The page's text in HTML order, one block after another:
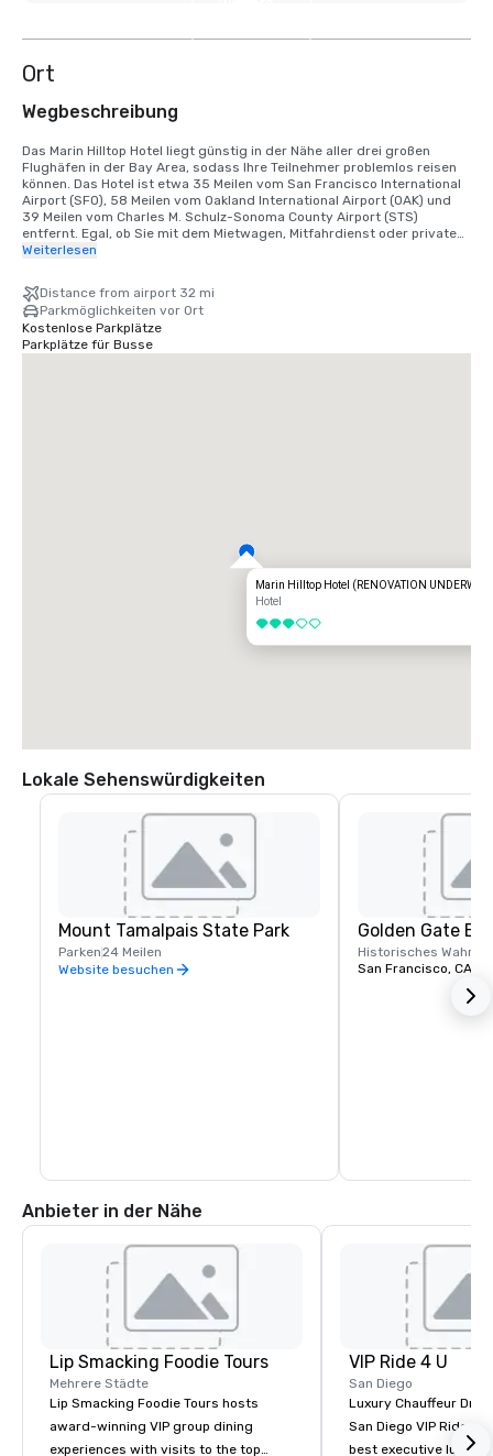
Ort
Wegbeschreibung
Das Marin Hilltop Hotel liegt günstig in der Nähe aller drei großen
Flughäfen in der Bay Area, sodass Ihre Teilnehmer problemlos reisen
können. Das Hotel ist etwa 35 Meilen vom San Francisco International
Airport (SFO), 58 Meilen vom Oakland International Airport (OAK) und
39 Meilen vom Charles M. Schulz-Sonoma County Airport (STS)
entfernt. Egal, ob Sie mit dem Mietwagen, Mitfahrdienst oder privaten
Verkehrsmitteln anreisen, das Marin Hilltop Hotel ist leicht zu erreichen
des Trubels der Stadt.
Weiterlesen
Distance from airport 32 mi
Parkmöglichkeiten vor Ort
Kostenlose Parkplätze
Parkplätze für Busse
Marin Hilltop Hotel (RENOVATION
Hotel
3 von 5
Lokale Sehenswürdigkeiten
Mount Tamalpais State Park
Parken24 Meilen
Website besuchen
Golden Gate
Historisches
San Francisco, CA
Anbieter in der Nähe
Lip Smacking Foodie Tours
Mehrere Städte
Lip Smacking Foodie Tours hosts
award-winning VIP group dining
experiences with visits to the top
VIP Ride 4 U
San Diego
Luxury Chauffeur
San Diego VIP Ride 4
best executive luxury